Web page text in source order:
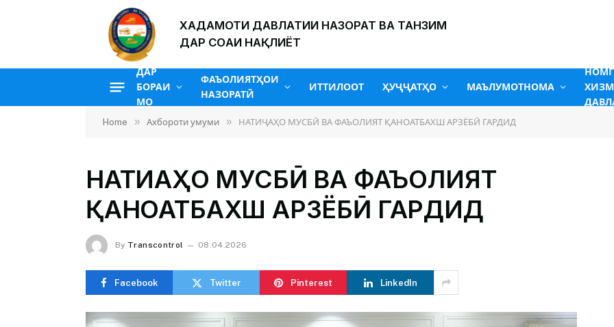
ХАДАМОТИ ДАВЛАТИИ НАЗОРАТ ВА ТАНЗИМ
ДАР СОҲАИ НАҚЛИЁТ
ДАР
БОРАИ
МО
ФАЪОЛИЯТҲОИ
НАЗОРАТӢ
ИТТИЛООТ ҲУҶҶАТҲО МАЪЛУМОТНОМА
Home » Ахбороти умуми » НАТИҶАҲО МУСБӢ ВА ФАЪОЛИЯТ ҚАНОАТБАХШ АРЗЁБӢ ГАРДИД
НАТИҶАҲО МУСБӢ ВА ФАЪОЛИЯТ
ҚАНОАТБАХШ АРЗЁБӢ ГАРДИД
By Transcontrol 08.04.2026
Facebook Twitter Pinterest LinkedIn